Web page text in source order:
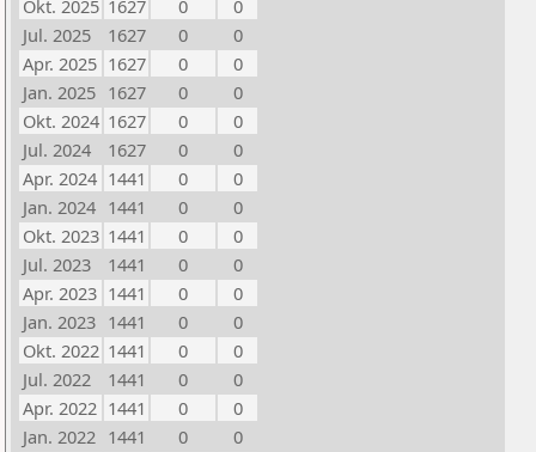
Okt. 2025 1627 0
0
Jul. 2025
1627 0
0
Apr. 2025 1627 0
0
Jan. 2025 1627 0
0
Okt. 2024 1627 0
0
Jul. 2024
1627 0
0
Apr. 2024 1441 0
0
Jan. 2024 1441 0
0
Okt. 2023 1441 0
0
Jul. 2023
1441 0
0
Apr. 2023 1441 0
0
Jan. 2023 1441 0
0
Okt. 2022 1441 0
0
Jul. 2022
1441 0
0
Apr. 2022 1441 0
0
Jan. 2022 1441 0
0